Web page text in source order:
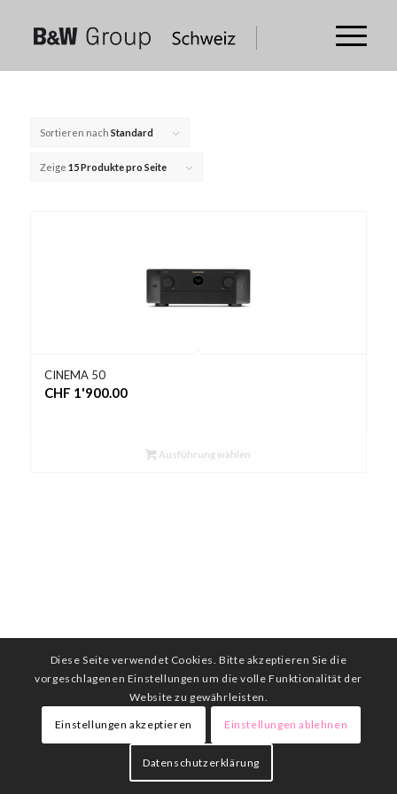
Sortieren nach Standard
Zeige 15 Produkte pro Seite
CINEMA 50
CHF 1'900.00
Ausführung wählen
Diese Seite verwendet Cookies. Bitte akzeptieren Sie die
vorgeschlagenen Einstellungen um die volle Funktionalität der
Website zu gewährleisten.
Einstellungen akzeptieren Einstellungen ablehnen
Datenschutzerklärung